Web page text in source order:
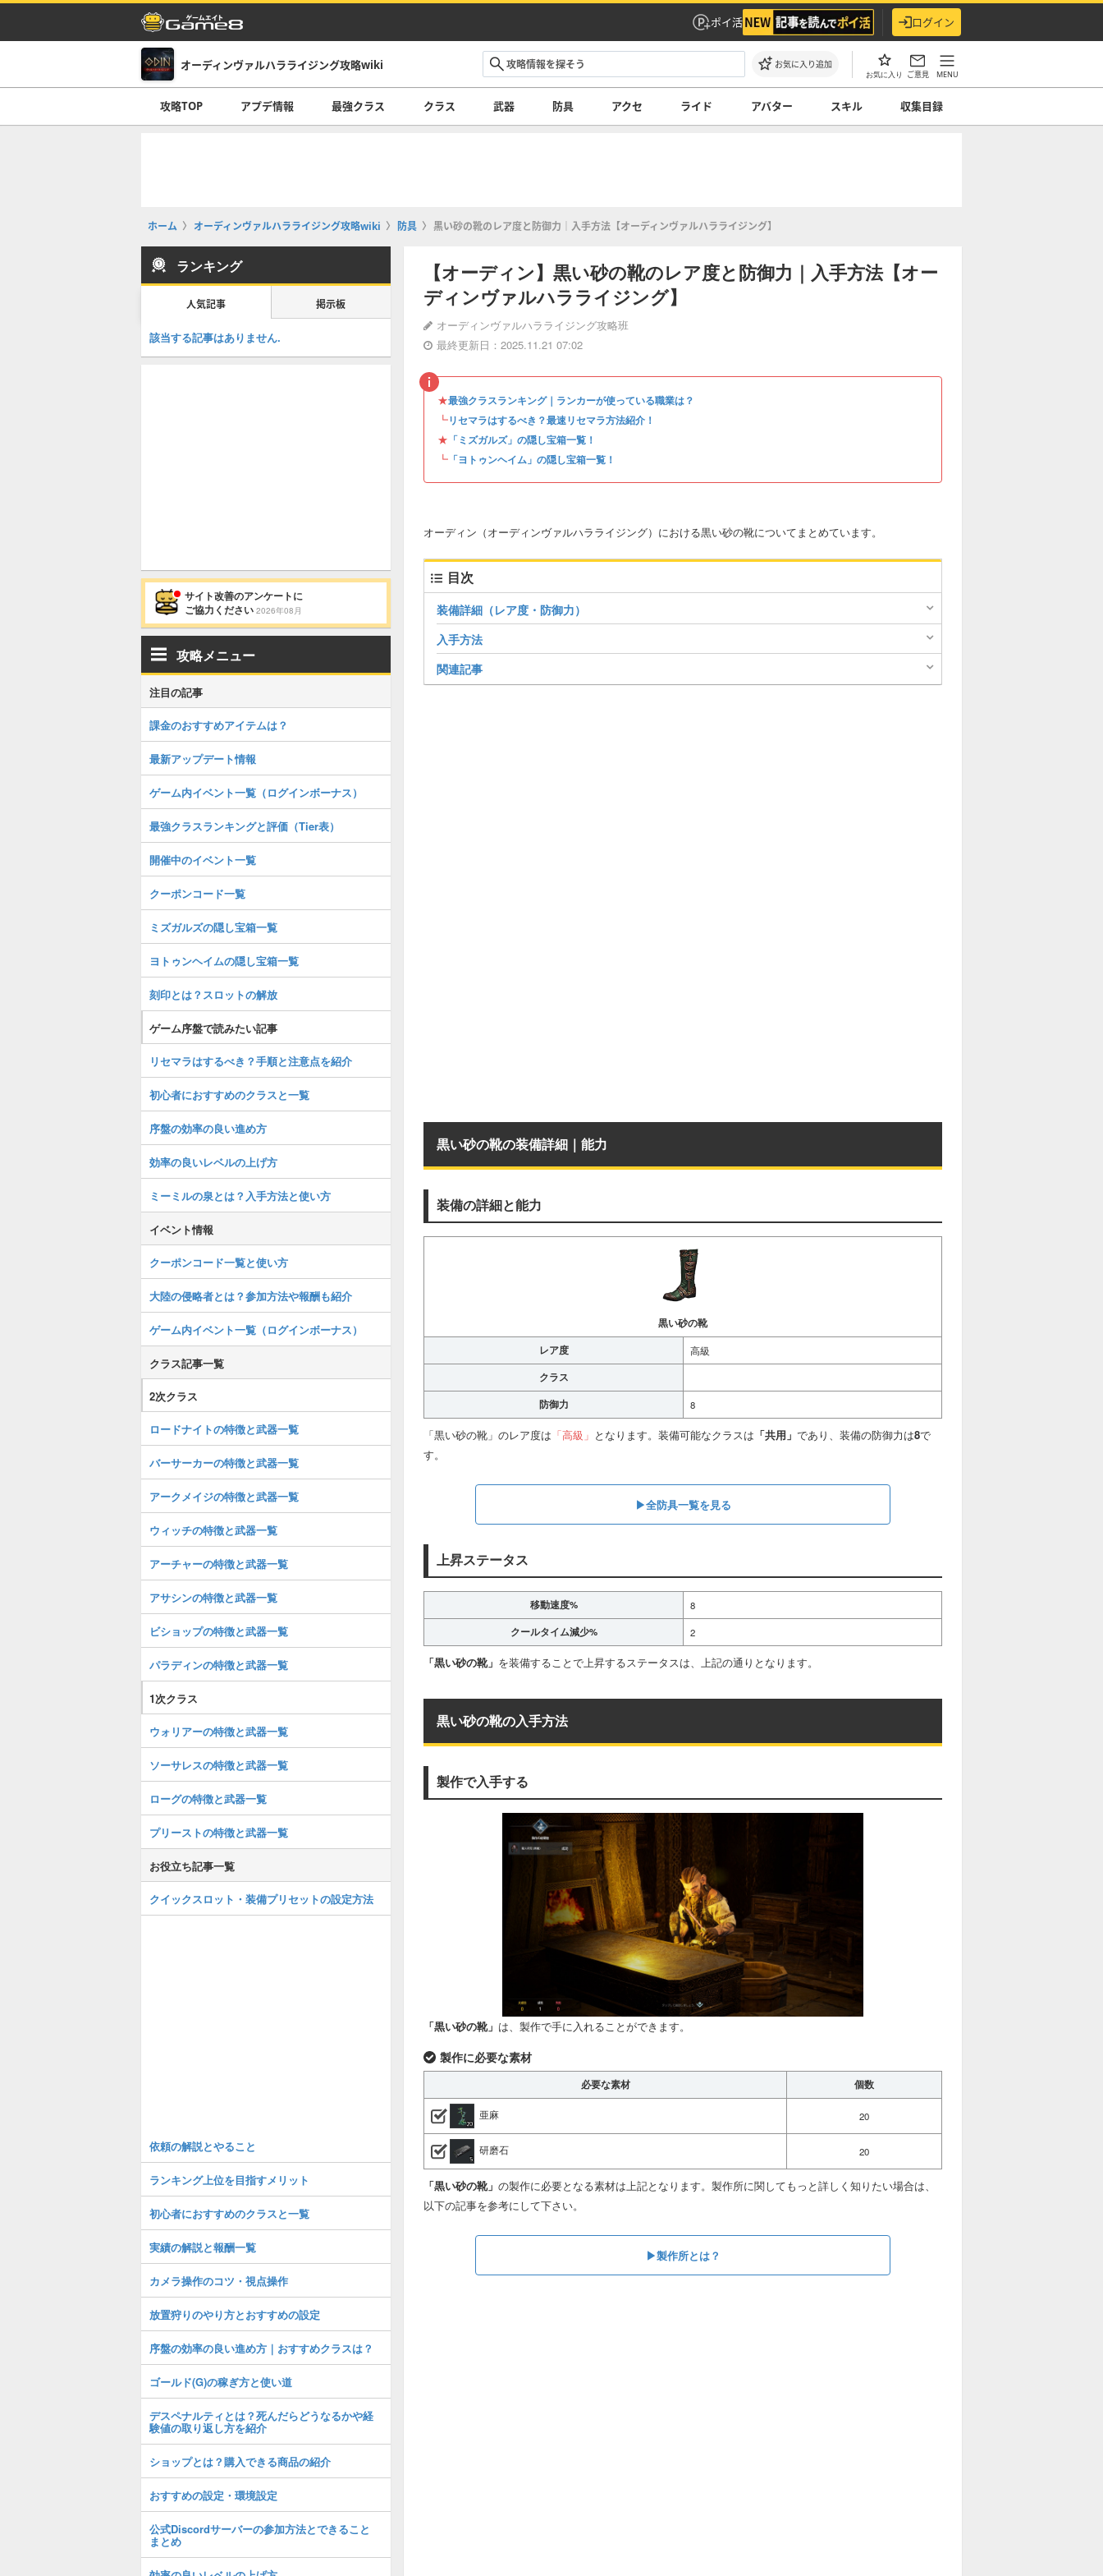
ポイ活 ログイン
オーディンヴァルハラライジング攻略wiki お気に入り追加
お気に入り ご意見 MENU
攻略TOP アプデ情報 最強クラス クラス 武器 防具 アクセ ライド アバター スキル 収集目録
ホーム オーディンヴァルハラライジング攻略wiki 防具 黒い砂の靴のレア度と防御力｜入手方法【オーディンヴァルハラライジング】
【オーディン】黒い砂の靴のレア度と防御力｜入手方法【オー
ディンヴァルハラライジング】
オーディンヴァルハラライジング攻略班
最終更新日：2025.11.21 07:02
★最強クラスランキング｜ランカーが使っている職業は？
┗リセマラはするべき？最速リセマラ方法紹介！
★ 「ミズガルズ」の隠し宝箱一覧！
┗ 「ヨトゥンヘイム」の隠し宝箱一覧！
オーディン（オーディンヴァルハラライジング）における黒い砂の靴についてまとめています。
目次
装備詳細（レア度・防御力）
入手方法
関連記事
黒い砂の靴の装備詳細｜能力
装備の詳細と能力
黒い砂の靴
レア度
高級
クラス
防御力
8
「黒い砂の靴」のレア度は 「高級」 となります。装備可能なクラスは 「共用」 であり、装備の防御力は8で
す。
▶全防具一覧を見る
上昇ステータス
移動速度% 8
クールタイム減少% 2
「黒い砂の靴」 を装備することで上昇するステータスは、上記の通りとなります。
黒い砂の靴の入手方法
製作で入手する
「黒い砂の靴」 は、製作で手に入れることができます。
製作に必要な素材
必要な素材 個数
亜麻 20
研磨石 20
「黒い砂の靴」 の製作に必要となる素材は上記となります。製作所に関してもっと詳しく知りたい場合は、
以下の記事を参考にして下さい。
▶製作所とは？
ランキング
人気記事 掲示板
該当する記事はありません.
サイト改善のアンケートに
ご協力ください 2026年08月
攻略メニュー
注目の記事
課金のおすすめアイテムは？
最新アップデート情報
ゲーム内イベント一覧（ログインボーナス）
最強クラスランキングと評価（Tier表）
開催中のイベント一覧
クーポンコード一覧
ミズガルズの隠し宝箱一覧
ヨトゥンヘイムの隠し宝箱一覧
刻印とは？スロットの解放
ゲーム序盤で読みたい記事
リセマラはするべき？手順と注意点を紹介
初心者におすすめのクラスと一覧
序盤の効率の良い進め方
効率の良いレベルの上げ方
ミーミルの泉とは？入手方法と使い方
イベント情報
クーポンコード一覧と使い方
大陸の侵略者とは？参加方法や報酬も紹介
ゲーム内イベント一覧（ログインボーナス）
クラス記事一覧
2次クラス
ロードナイトの特徴と武器一覧
バーサーカーの特徴と武器一覧
アークメイジの特徴と武器一覧
ウィッチの特徴と武器一覧
アーチャーの特徴と武器一覧
アサシンの特徴と武器一覧
ビショップの特徴と武器一覧
パラディンの特徴と武器一覧
1次クラス
ウォリアーの特徴と武器一覧
ソーサレスの特徴と武器一覧
ローグの特徴と武器一覧
プリーストの特徴と武器一覧
お役立ち記事一覧
クイックスロット・装備プリセットの設定方法
依頼の解説とやること
ランキング上位を目指すメリット
初心者におすすめのクラスと一覧
実績の解説と報酬一覧
カメラ操作のコツ・視点操作
放置狩りのやり方とおすすめの設定
序盤の効率の良い進め方｜おすすめクラスは？
ゴールド(G)の稼ぎ方と使い道
デスペナルティとは？死んだらどうなるかや経
験値の取り返し方を紹介
ショップとは？購入できる商品の紹介
おすすめの設定・環境設定
公式Discordサーバーの参加方法とできること
まとめ